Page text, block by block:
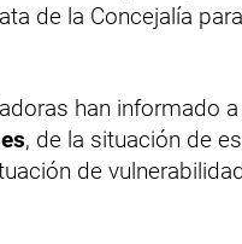
de la Concejalía
han informado
, de la situación de
de